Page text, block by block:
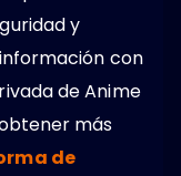
y
con
de Anime
más
de